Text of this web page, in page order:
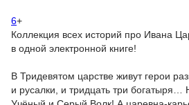
6+
Коллекция всех историй про Ивана
в одной электронной книге!
В Тридевятом царстве живут герои
и русалки, и тридцать три